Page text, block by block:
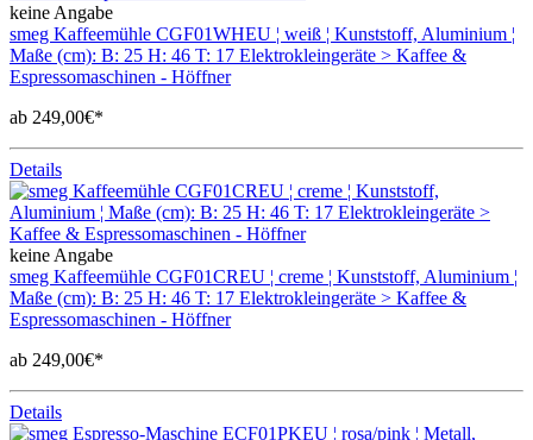
keine Angabe
smeg Kaffeemühle CGF01WHEU ¦ weiß ¦ Kunststoff, Aluminium ¦
Maße (cm): B: 25 H: 46 T: 17 Elektrokleingeräte > Kaffee &
Espressomaschinen - Höffner
ab 249,00€*
Details
keine Angabe
smeg Kaffeemühle CGF01CREU ¦ creme ¦ Kunststoff, Aluminium ¦
Maße (cm): B: 25 H: 46 T: 17 Elektrokleingeräte > Kaffee &
Espressomaschinen - Höffner
ab 249,00€*
Details